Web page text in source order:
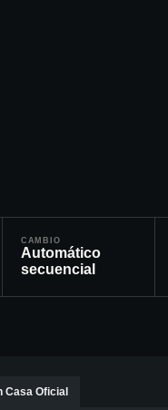
CAMBIO
Automático
secuencial
Casa Oficial